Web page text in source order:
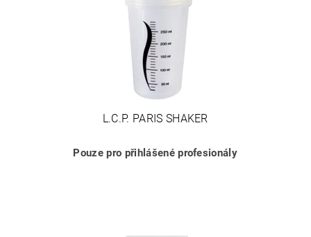
L.C.P. PARIS SHAKER
Pouze pro přihlášené profesionály